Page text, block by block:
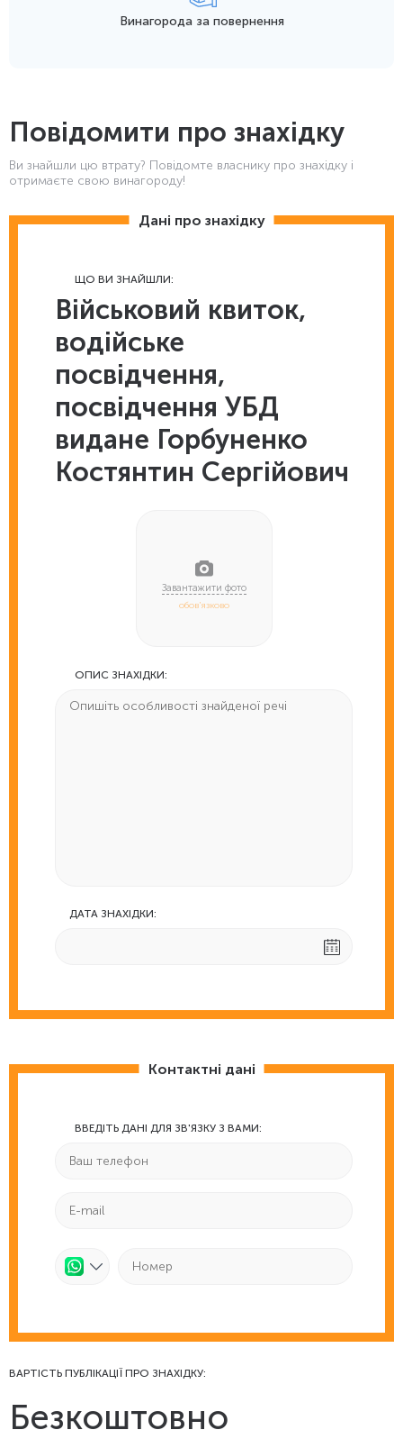
Винагорода за повернення
Повідомити про знахідку
Ви знайшли цю втрату? Повідомте власнику про знахідку і
отримаєте свою винагороду!
Дані про знахідку
ЩО ВИ ЗНАЙШЛИ:
Військовий квиток,
водійське
посвідчення,
посвідчення УБД
видане Горбуненко
Костянтин Сергійович
обов'язково
ОПИС ЗНАХІДКИ:
ДАТА ЗНАХІДКИ:
Контактні дані
ВВЕДІТЬ ДАНІ ДЛЯ ЗВ'ЯЗКУ З ВАМИ:
ВАРТІСТЬ ПУБЛІКАЦІЇ ПРО ЗНАХІДКУ:
Безкоштовно